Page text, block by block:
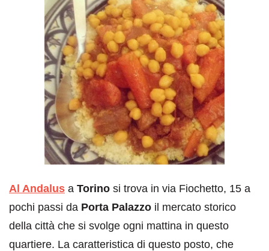
Al Andalus a Torino si trova in via Fiochetto, 15 a
pochi passi da Porta Palazzo il mercato storico
della città che si svolge ogni mattina in questo
quartiere. La caratteristica di questo posto, che